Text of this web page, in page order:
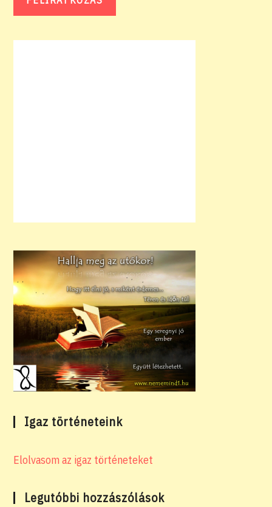
Igaz történeteink
Elolvasom az igaz történeteket
Legutóbbi hozzászólások